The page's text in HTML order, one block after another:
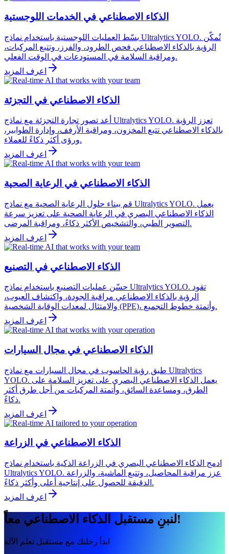
الذكاء الاصطناعي في الخدمات اللوجستية
بسّط العمليات اللوجستية باستخدام نماذج Ultralytics YOLO. تُمكّن
الرؤية بالذكاء الاصطناعي فحص الطرود، والفرز، وتتبع المركبات،
ومراقبة السلامة في المستودعات في الوقت الفعلي.
اعرف المزيد
الذكاء الاصطناعي في التجزئة
أعد تصور تجارة التجزئة مع نماذج Ultralytics YOLO. تعزز الرؤية
بالذكاء الاصطناعي تتبع المخزون، ومراقبة الأرفف، وإدارة الطوابير،
ورؤى أكثر ذكاءً للعملاء.
اعرف المزيد
الذكاء الاصطناعي في الرعاية الصحية
قم ببناء حلول الرعاية الصحية مع نماذج Ultralytics YOLO. يعمل
الذكاء الاصطناعي البصري في الرعاية الصحية على تعزيز سرعة
التصوير الطبي، والتشخيص الأكثر ذكاءً، ومراقبة المرضى.
اعرف المزيد
الذكاء الاصطناعي في التصنيع
حسّن عمليات التصنيع باستخدام نماذج Ultralytics YOLO. تقود
الرؤية بالذكاء الاصطناعي مراقبة الجودة، واكتشاف العيوب،
والامتثال لمعدات الوقاية الشخصية (PPE)، وأتمتة خطوط التجميع.
اعرف المزيد
الذكاء الاصطناعي في مجال السيارات
طبق رؤية الحاسوب في مجال السيارات مع نماذج Ultralytics
YOLO. يعمل الذكاء الاصطناعي البصري على تعزيز السلامة على
الطرق، ومساعدة السائق، وأتمتة المركبات من أجل طرق أكثر
ذكاءً.
اعرف المزيد
الذكاء الاصطناعي في الزراعة
ادمج الذكاء الاصطناعي البصري في الزراعة الذكية باستخدام نماذج
Ultralytics YOLO. عزز مراقبة المحاصيل، وتتبع الماشية، والزراعة
الدقيقة للحصول على إنتاجية أعلى وأكثر ذكاءً.
اعرف المزيد
لنبنِ مستقبل الذكاء الاصطناعي معاً!
ابدأ رحلتك مع مستقبل تعلم الآلة